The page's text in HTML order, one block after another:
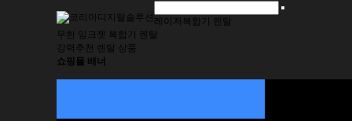
레이저복합기 렌탈
무한 잉크젯 복합기 렌탈
강력추천 렌탈 상품
쇼핑몰 배너